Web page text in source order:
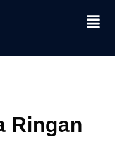
Ringan